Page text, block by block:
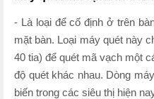
- Là loại để cố định ở trên
mặt bàn. Loại máy quét này
40 tia) để quét mã vạch một
độ quét khác nhau. Dòng
biến trong các siêu thị hiện